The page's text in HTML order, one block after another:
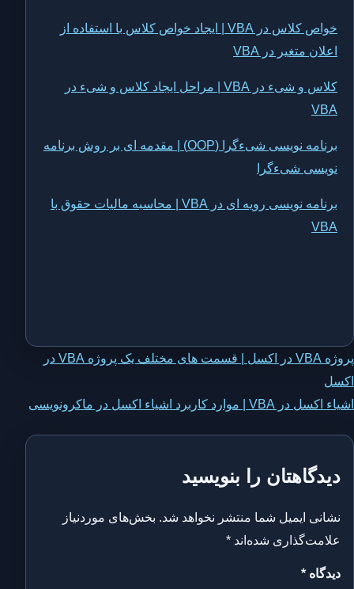
خواص کلاس در VBA | ایجاد خواص کلاس با استفاده از
اعلان متغیر در VBA
کلاس و شیء در VBA | مراحل ایجاد کلاس و شیء در
VBA
برنامه نویسی شیءگرا (OOP) | مقدمه ای بر روش برنامه
نویسی شیءگرا
برنامه نویسی رویه ای در VBA | محاسبه مالیات حقوق با
VBA
راهبری
نوشته
پروژه VBA در اکسل | قسمت های مختلف یک پروژه VBA در
اکسل
اشیاء‌ اکسل در VBA | موارد کاربرد اشیاء‌ اکسل در ماکرونویسی
دیدگاهتان را بنویسید
نشانی ایمیل شما منتشر نخواهد شد. بخش‌های موردنیاز
علامت‌گذاری شده‌اند *
دیدگاه *